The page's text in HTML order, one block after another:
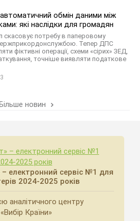
обмін даними між
які наслідки для громадян
скасовує потребу в паперовому
Тепер ДПС
фіктивні операції, схеми «сірих» ЗЕД,
точніше виявляти податкове
3
новин
електронний сервіс №1 для
2024-2025 років
аналітичного центру
«Вибір Країни»